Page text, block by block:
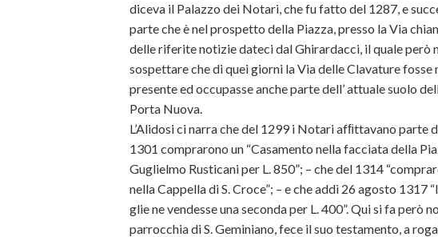
diceva il Palazzo dei Notari, che fu fatto del 1287, e
parte che è nel prospetto della Piazza, presso la Via
delle riferite notizie dateci dal Ghirardacci, il quale però
sospettare che di quei giorni la Via delle Clavature
presente ed occupasse anche parte dell’ attuale suolo
Porta Nuova.
L’Alidosi ci narra che del 1299 i Notari afﬁttavano parte
1301 comprarono un “Casamento nella facciata della
Guglielmo Rusticani per L. 850”; – che del 1314
nella Cappella di S. Croce”; – e che addì 26 agosto 1317
glie ne vendesse una seconda per L. 400”. Qui si fa
parrocchia di S. Geminiano, fece il suo testamento, a